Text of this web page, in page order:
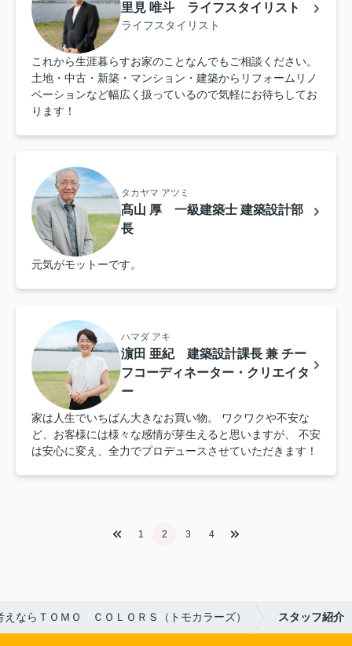
里見 唯斗 ライフスタイリスト
ライフスタイリスト
これから生涯暮らすお家のことなんでもご相談ください。
土地・中古・新築・マンション・建築からリフォームリノ
ベーションなど幅広く扱っているので気軽にお待ちしてお
ります！
タカヤマ アツミ
髙山 厚 一級建築士 建築設計部
長
元気がモットーです。
ハマダ アキ
濵田 亜紀 建築設計課長 兼 チー
フコーディネーター・クリエイタ
ー
家は人生でいちばん大きなお買い物。 ワクワクや不安な
ど、お客様には様々な感情が芽生えると思いますが、 不安
は安心に変え、全力でプロデュースさせていただきます！
1 2 3 4
ならＴＯＭＯ ＣＯＬＯＲＳ（トモカラーズ） スタッフ紹介